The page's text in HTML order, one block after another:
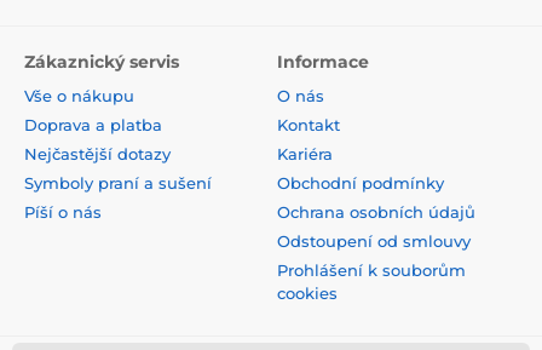
Zákaznický servis
Vše o nákupu
Doprava a platba
Nejčastější dotazy
Symboly praní a sušení
Píší o nás
Informace
O nás
Kontakt
Kariéra
Obchodní podmínky
Ochrana osobních údajů
Odstoupení od smlouvy
Prohlášení k souborům
cookies